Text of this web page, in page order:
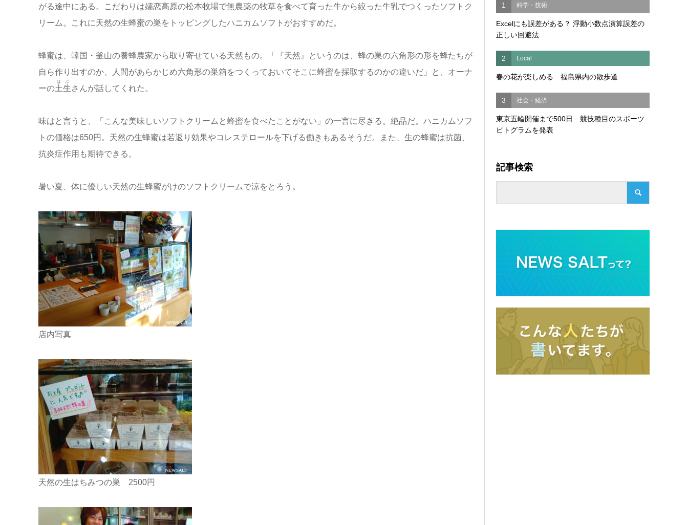
がる途中にある。こだわりは嬬恋高原の松本牧場で無農薬の牧草を食べて育った牛から絞った牛乳でつくったソフトク
リーム。これに天然の生蜂蜜の巣をトッピングしたハニカムソフトがおすすめだ。
蜂蜜は、韓国・釜山の養蜂農家から取り寄せている天然もの。「『天然』というのは、蜂の巣の六角形の形を蜂たちが
自ら作り出すのか、人間があらかじめ六角形の巣箱をつくっておいてそこに蜂蜜を採取するのかの違いだ」と、オーナ
ーの土生
はぶ
さんが話してくれた。
味はと言うと、「こんな美味しいソフトクリームと蜂蜜を食べたことがない」の一言に尽きる。絶品だ。ハニカムソフ
トの価格は650円。天然の生蜂蜜は若返り効果やコレステロールを下げる働きもあるそうだ。また、生の蜂蜜は抗菌、
抗炎症作用も期待できる。
暑い夏、体に優しい天然の生蜂蜜がけのソフトクリームで涼をとろう。
店内写真
天然の生はちみつの巣 2500円
1 科学・技術
Excelにも誤差がある？ 浮動小数点演算誤差の
正しい回避法
2 Local
春の花が楽しめる 福島県内の散歩道
3 社会・経済
東京五輪開催まで500日 競技種目のスポーツ
ピトグラムを発表
記事検索